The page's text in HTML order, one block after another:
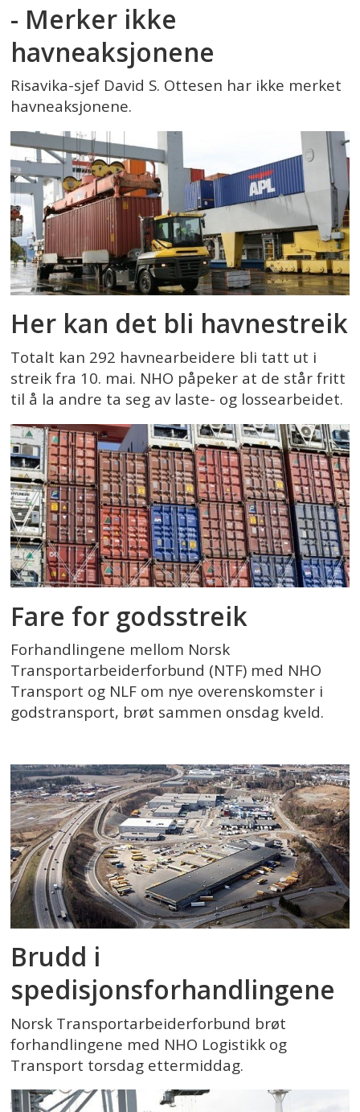
- Merker ikke
havneaksjonene
Risavika-sjef David S. Ottesen har ikke merket
havneaksjonene.
Her kan det bli havnestreik
Totalt kan 292 havnearbeidere bli tatt ut i
streik fra 10. mai. NHO påpeker at de står fritt
til å la andre ta seg av laste- og lossearbeidet.
Fare for godsstreik
Forhandlingene mellom Norsk
Transportarbeiderforbund (NTF) med NHO
Transport og NLF om nye overenskomster i
godstransport, brøt sammen onsdag kveld.
Brudd i
spedisjonsforhandlingene
Norsk Transportarbeiderforbund brøt
forhandlingene med NHO Logistikk og
Transport torsdag ettermiddag.